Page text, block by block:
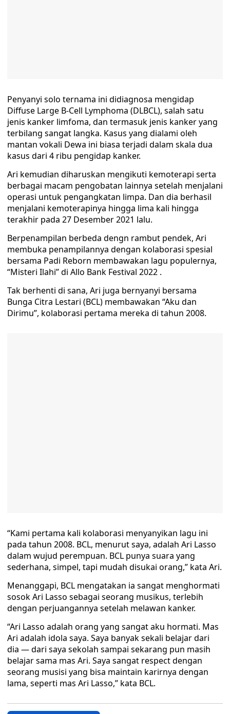
Penyanyi solo ternama ini didiagnosa mengidap
Diffuse Large B-Cell Lymphoma (DLBCL), salah satu
jenis kanker limfoma, dan termasuk jenis kanker yang
terbilang sangat langka. Kasus yang dialami oleh
mantan vokali Dewa ini biasa terjadi dalam skala dua
kasus dari 4 ribu pengidap kanker.
Ari kemudian diharuskan mengikuti kemoterapi serta
berbagai macam pengobatan lainnya setelah menjalani
operasi untuk pengangkatan limpa. Dan dia berhasil
menjalani kemoterapinya hingga lima kali hingga
terakhir pada 27 Desember 2021 lalu.
Berpenampilan berbeda dengn rambut pendek, Ari
membuka penampilannya dengan kolaborasi spesial
bersama Padi Reborn membawakan lagu populernya,
“Misteri Ilahi” di Allo Bank Festival 2022 .
Tak berhenti di sana, Ari juga bernyanyi bersama
Bunga Citra Lestari (BCL) membawakan “Aku dan
Dirimu”, kolaborasi pertama mereka di tahun 2008.
“Kami pertama kali kolaborasi menyanyikan lagu ini
pada tahun 2008. BCL, menurut saya, adalah Ari Lasso
dalam wujud perempuan. BCL punya suara yang
sederhana, simpel, tapi mudah disukai orang,” kata Ari.
Menanggapi, BCL mengatakan ia sangat menghormati
sosok Ari Lasso sebagai seorang musikus, terlebih
dengan perjuangannya setelah melawan kanker.
“Ari Lasso adalah orang yang sangat aku hormati. Mas
Ari adalah idola saya. Saya banyak sekali belajar dari
dia — dari saya sekolah sampai sekarang pun masih
belajar sama mas Ari. Saya sangat respect dengan
seorang musisi yang bisa maintain karirnya dengan
lama, seperti mas Ari Lasso,” kata BCL.